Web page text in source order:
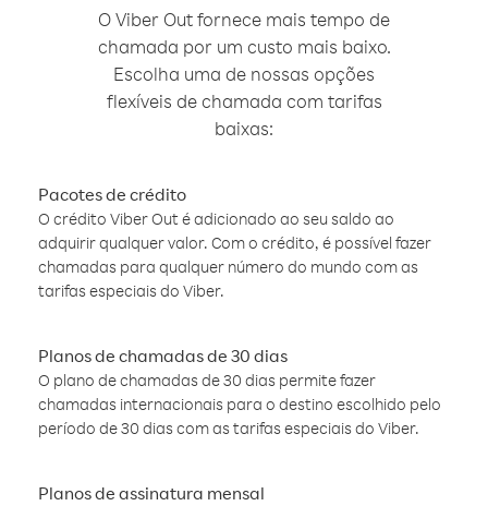
O Viber Out fornece mais tempo de
chamada por um custo mais baixo.
Escolha uma de nossas opções
flexíveis de chamada com tarifas
baixas:
Pacotes de crédito
O crédito Viber Out é adicionado ao seu saldo ao
adquirir qualquer valor. Com o crédito, é possível fazer
chamadas para qualquer número do mundo com as
tarifas especiais do Viber.
Planos de chamadas de 30 dias
O plano de chamadas de 30 dias permite fazer
chamadas internacionais para o destino escolhido pelo
período de 30 dias com as tarifas especiais do Viber.
Planos de assinatura mensal